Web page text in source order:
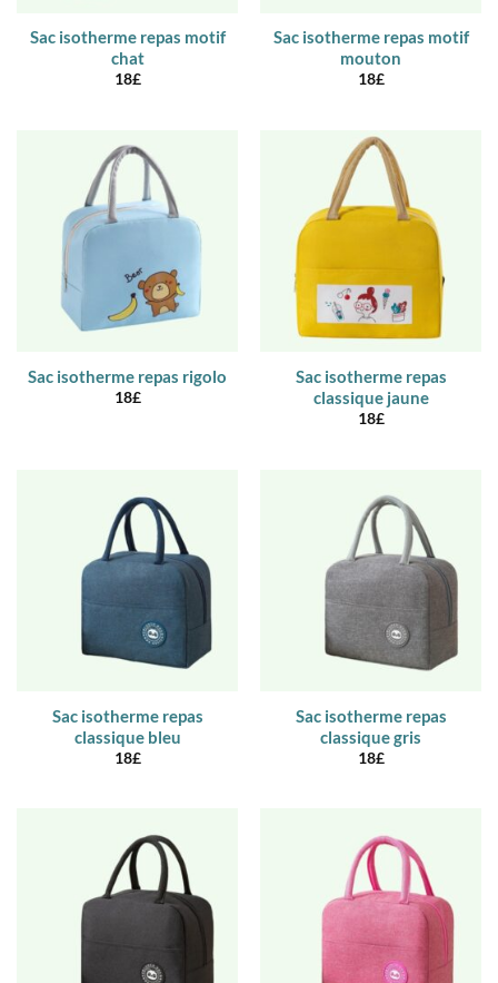
Sac isotherme repas motif
chat
18£
Sac isotherme repas motif
mouton
18£
Sac isotherme repas rigolo
18£
Sac isotherme repas
classique jaune
18£
Sac isotherme repas
classique bleu
18£
Sac isotherme repas
classique gris
18£